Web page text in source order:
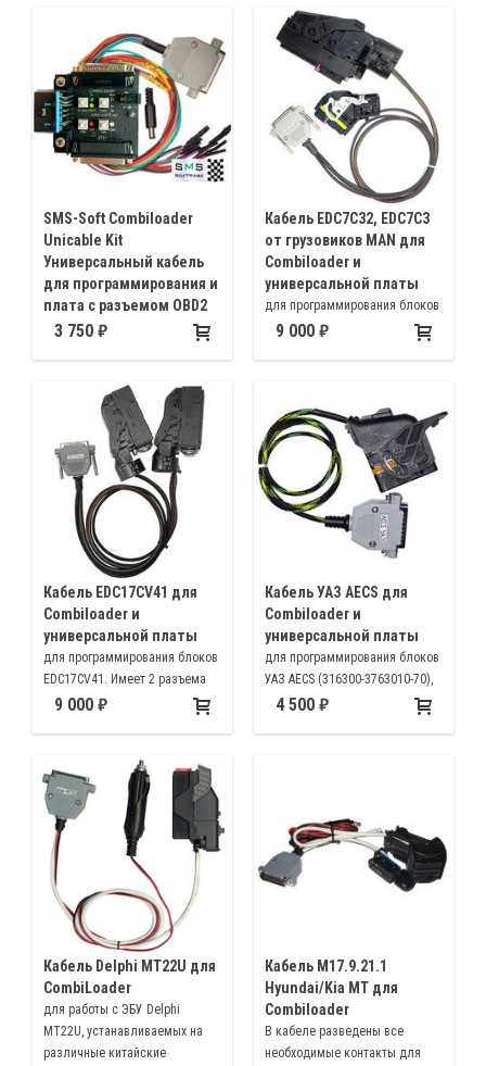
SMS-Soft Combiloader
Unicable Kit
Универсальный кабель
для программирования и
плата с разъемом OBD2
Специально разработанный
универсального кабеля.
3 750
Кабель EDC7C32, EDC7С3
от грузовиков MAN для
Combiloader и
универсальной платы
для программирования блоков
EDC7C32 от грузовиков MAN
9 000
Кабель EDC17CV41 для
Combiloader и
универсальной платы
для программирования блоков
EDC17CV41. Имеет 2 разъема
для подключения к блоку
9 000
Кабель УАЗ AECS для
Combiloader и
универсальной платы
для программирования блоков
УАЗ AECS (316300-3763010-70),
устанавливаемых на
4 500
Кабель Delphi MT22U для
CombiLoader
для работы с ЭБУ Delphi
MT22U, устанавливаемых на
различные китайские
Кабель M17.9.21.1
Hyundai/Kia MT для
Combiloader
В кабеле разведены все
необходимые контакты для